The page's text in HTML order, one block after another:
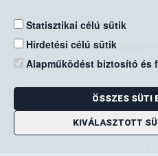
Statisztikai célú sütik
Hirdetési célú sütik
Alapműködést biztosító és
ÖSSZES SÜTI
KIVÁLASZTOTT
Nemzeti
Levelezési cím:
E-mail:
Zöld szám:
Telefon: 06-